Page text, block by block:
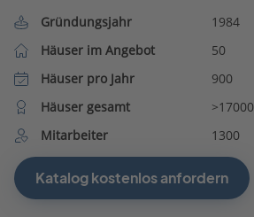
Gründungsjahr
1984
Häuser im Angebot
50
Häuser pro Jahr
900
Häuser gesamt
>17000
Mitarbeiter
1300
Katalog kostenlos anfordern